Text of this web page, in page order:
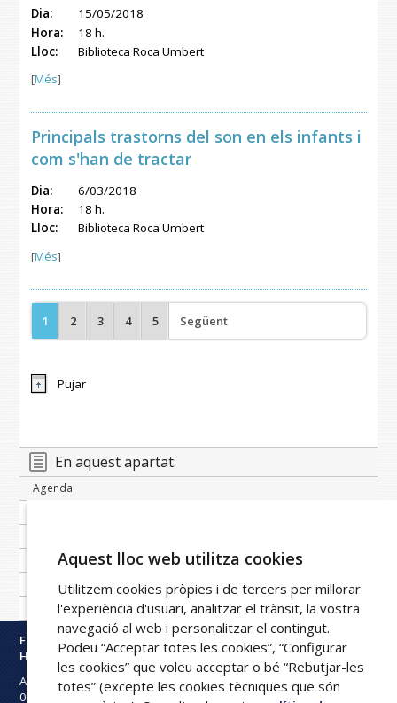
Dia:
15/05/2018
Hora:
18 h.
Lloc:
Biblioteca Roca Umbert
[Més]
Principals trastorns del son en els infants i
com s'han de tractar
Dia:
6/03/2018
Hora:
18 h.
Lloc:
Biblioteca Roca Umbert
[Més]
1 2 3 4 5 Següent
Pujar
En aquest apartat:
Agenda
Imatge corporativa
Galeria
Xarxa FPHAG
Fundació Privada
Hospital Asil de Granollers
Avinguda Francesc Ribas s/n
08402
Granollers
Aquest lloc web utilitza cookies
Utilitzem cookies pròpies i de tercers per millorar
l'experiència d'usuari, analitzar el trànsit, la vostra
navegació al web i personalitzar el contingut.
Podeu “Acceptar totes les cookies”, “Configurar
les cookies” que voleu acceptar o bé “Rebutjar-les
totes” (excepte les cookies tècniques que són